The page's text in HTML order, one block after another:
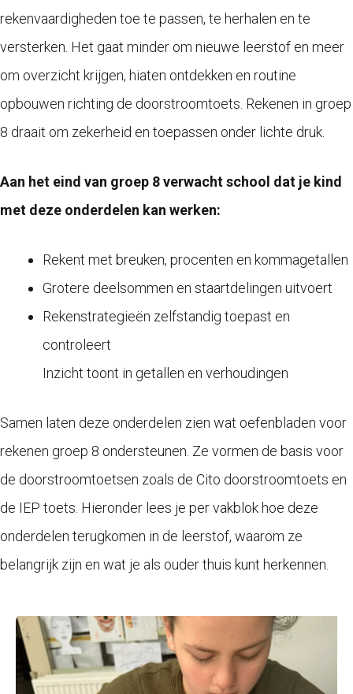
rekenvaardigheden toe te passen, te herhalen en te
versterken. Het gaat minder om nieuwe leerstof en meer
om overzicht krijgen, hiaten ontdekken en routine
opbouwen richting de doorstroomtoets. Rekenen in groep
8 draait om zekerheid en toepassen onder lichte druk.
Aan het eind van groep 8 verwacht school dat je kind
met deze onderdelen kan werken:
Rekent met breuken, procenten en kommagetallen
Grotere deelsommen en staartdelingen uitvoert
Rekenstrategieën zelfstandig toepast en
controleert
Inzicht toont in getallen en verhoudingen
Samen laten deze onderdelen zien wat oefenbladen voor
rekenen groep 8 ondersteunen. Ze vormen de basis voor
de doorstroomtoetsen zoals de Cito doorstroomtoets en
de IEP toets. Hieronder lees je per vakblok hoe deze
onderdelen terugkomen in de leerstof, waarom ze
belangrijk zijn en wat je als ouder thuis kunt herkennen.